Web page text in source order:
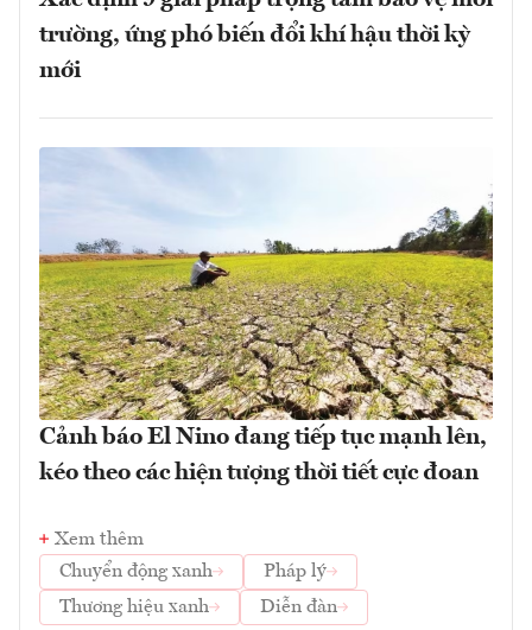
trường, ứng phó biến đổi khí hậu thời kỳ
mới
Cảnh báo El Nino đang tiếp tục mạnh lên,
kéo theo các hiện tượng thời tiết cực đoan
Xem thêm
Chuyển động xanh
Pháp lý
Thương hiệu xanh
Diễn đàn